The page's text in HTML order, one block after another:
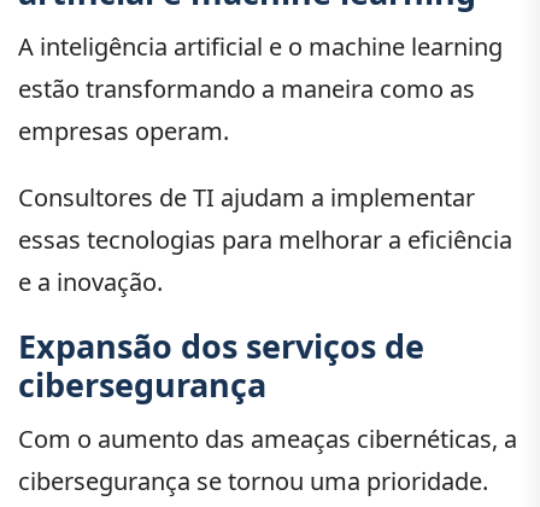
A inteligência artificial e o machine learning
estão transformando a maneira como as
empresas operam.
Consultores de TI ajudam a implementar
essas tecnologias para melhorar a eficiência
e a inovação.
Expansão dos serviços de
cibersegurança
Com o aumento das ameaças cibernéticas, a
cibersegurança se tornou uma prioridade.